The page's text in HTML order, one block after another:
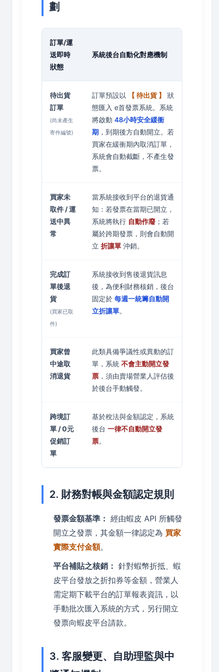
劃
訂單/運
送即時
狀態
系統後台自動化對應機制
待出貨
訂單
(尚未產生
寄件編號)
訂單預設以 【 待出貨 】
狀
態匯入 e首發票系統。系統
將啟動 48小時安全緩衝
期 ，到期後方自動開立。若
買家在緩衝期內取消訂單，
系統會自動截斷，不產生發
票。
買家未
取件 / 運
送中異
常
當系統接收到平台的退貨通
知：若發票在當期已開立，
系統將執行 自動作廢 ；若
屬於跨期發票，則會自動開
立 折讓單 沖銷。
完成訂
單後退
貨
(買家已取
件)
系統接收到售後退貨訊息
後，為便利財務核銷，後台
固定於 每週一統籌自動開
立折讓單。
買家曾
中途取
消退貨
此類具備爭議性或異動的訂
單，系統 不會主動開立發
票 ，須由賣場營業人評估後
於後台手動觸發。
跨境訂
單 / 0元
促銷訂
單
基於稅法與金額認定，系統
後台 一律不自動開立發
票。
2. 財務對帳與金額認定規則
發票金額基準： 經由蝦皮 API 所觸發
開立之發票，其金額一律認定為 買家
實際支付金額。
平台補貼之核銷： 針對蝦幣折抵、蝦
皮平台發放之折扣券等金額，營業人
需定期下載平台的訂單報表資訊，以
手動批次匯入系統的方式，另行開立
發票向蝦皮平台請款。
3. 客服變更、自助理監與中